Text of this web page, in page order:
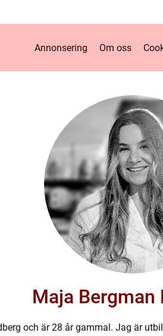
Annonsering Om oss
Maja Bergman
och är 28 år gammal. Jag är